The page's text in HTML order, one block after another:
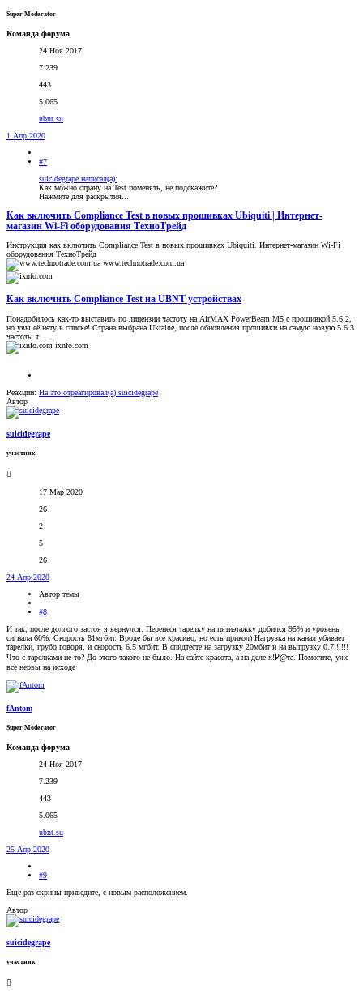
Super Moderator
Команда форума
24 Ноя 2017
7.239
443
5.065
ubnt.su
1 Апр 2020
#7
suicidegrape написал(а):
Как можно страну на Test поменять, не подскажите?
Нажмите для раскрытия...
Как включить Compliance Test в новых прошивках Ubiquiti | Интернет-
магазин Wi-Fi оборудования ТехноТрейд
Инструкция как включить Compliance Test в новых прошивках Ubiquiti. Интернет-магазин Wi-Fi
оборудования ТехноТрейд
www.technotrade.com.ua
Как включить Compliance Test на UBNT устройствах
Понадобилось как-то выставить по лицензии частоту на AirMAX PowerBeam M5 с прошивкой 5.6.2,
но увы её нету в списке! Страна выбрана Ukraine, после обновления прошивки на самую новую 5.6.3
частоты т…
ixnfo.com
Реакции: На это отреагировал(а) suicidegrape
Автор
suicidegrape
участник
17 Мар 2020
26
2
5
26
24 Апр 2020
Автор темы
#8
И так, после долгого застоя я вернулся. Перенеся тарелку на пятиэтажку добился 95% и уровень
сигнала 60%. Скорость 81мгбит. Вроде бы все красиво, но есть прикол) Нагрузка на канал убивает
тарелки, грубо говоря, и скорость 6.5 мгбит. В спидтесте на загрузку 20мбит и на выгрузку 0.7!!!!!!
Что с тарелками не то? До этого такого не было. На сайте красота, а на деле х!₽@та. Помогите, уже
все нервы на исходе
fAntom
Super Moderator
Команда форума
24 Ноя 2017
7.239
443
5.065
ubnt.su
25 Апр 2020
#9
Еще раз скрины приведите, с новым расположением.
Автор
suicidegrape
участник